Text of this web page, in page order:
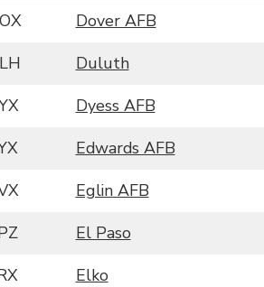
Dover AFB
Duluth
Dyess AFB
Edwards AFB
Eglin AFB
El Paso
Elko